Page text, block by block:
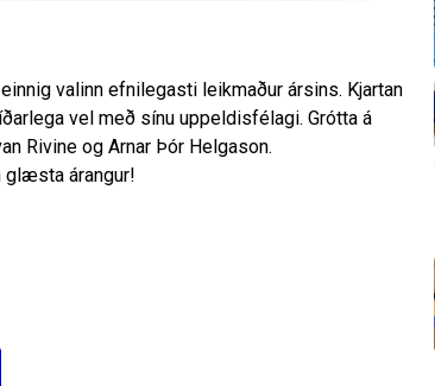
valinn efnilegasti leikmaður ársins. Kjartan
vel með sínu uppeldisfélagi. Grótta á
Rivine og Arnar Þór Helgason.
glæsta árangur!